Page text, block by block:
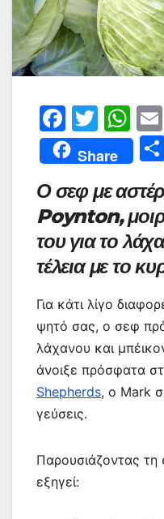
F
a
c
e
b
o
o
k
T
w
itt
er
W
h
at
s
A
p
p
Share
Ο σεφ με
Poynton,
του για το
τέλεια με το
Για κάτι λίγο
ψητό σας, ο σεφ
λάχανου και
άνοιξε πρόσφατα
Shepherds, ο Mark
γεύσεις.
Παρουσιάζοντας
εξηγεί: